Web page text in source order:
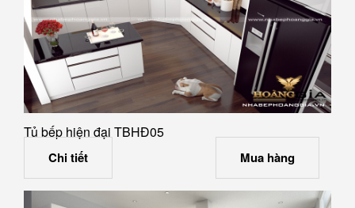
Tủ bếp hiện đại TBHĐ05
Chi tiết Mua hàng